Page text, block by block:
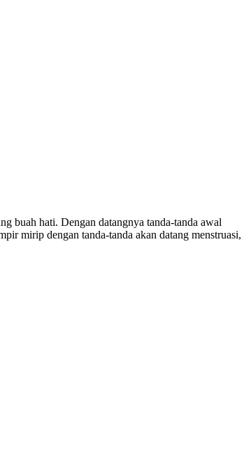
buah hati. Dengan datangnya tanda-tanda awal
mirip dengan tanda-tanda akan datang menstruasi,